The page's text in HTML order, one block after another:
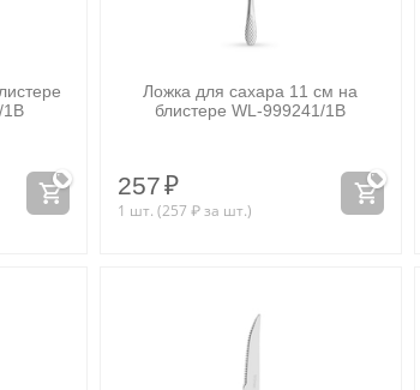
1B
Ложка для сахара 11 см на
блистере WL‑999241/1B
257₽
1 шт. (257 ₽за шт.)